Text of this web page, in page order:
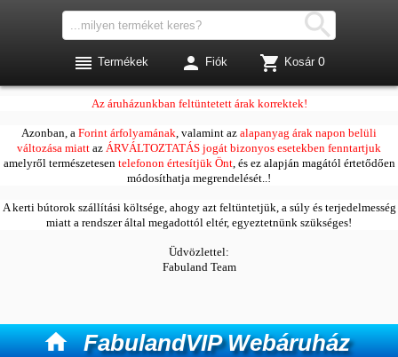
Kedves Vásárlóink!
Az áruházunkban feltüntetett árak korrektek!
Azonban, a Forint árfolyamának, valamint az alapanyag árak napon belüli
változása miatt az ÁRVÁLTOZTATÁS jogát bizonyos esetekben fenntartjuk
amelyről természetesentelefonon értesítjük Önt, és ez alapján magától értetődően
módosíthatja megrendelését..!
A kerti bútorok szállítási költsége, ahogy azt feltüntetjük, a súly és terjedelmesség
miatt a rendszer által megadottól eltér, egyeztetnünk szükséges!
Üdvözlettel:
Fabuland Team
 FabulandVIP Webáruház

 Termékek  Fiók  Kosár 0